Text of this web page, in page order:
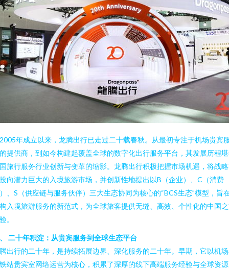
年成立以来，龙腾出行已走过二十载春秋。从最初专注于机场贵宾
提供商，到如今构建起覆盖全球的数字化出行服务平台，其发展历程
旅行服务行业创新与变革的缩影。龙腾出行积极把握市场机遇，将战
向潜力巨大的入境旅游市场，并创新性地提出以B（企业）、C（消费
、S（供应链与服务伙伴）三大生态协同为核心的“BCS生态”模型，旨
入境旅游服务的新范式，为全球旅客提供无缝、高效、个性化的中国
。
二十年积淀：从贵宾服务到全球生态平台
出行的二十年，是持续拓展边界、深化服务的二十年。早期，它以机
站贵宾室网络运营为核心，积累了深厚的线下高端服务经验与全球资